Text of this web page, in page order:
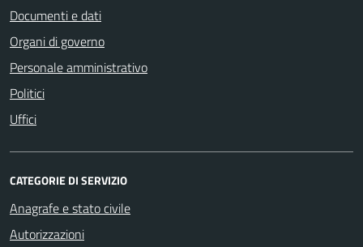
Documenti e dati
Organi di governo
Personale amministrativo
Politici
Uffici
CATEGORIE DI SERVIZIO
Anagrafe e stato civile
Autorizzazioni